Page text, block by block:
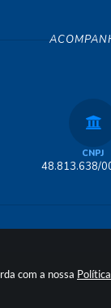
com a nossa
CNPJ
48.813.638/